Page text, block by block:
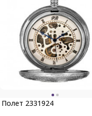
Полет 2331924